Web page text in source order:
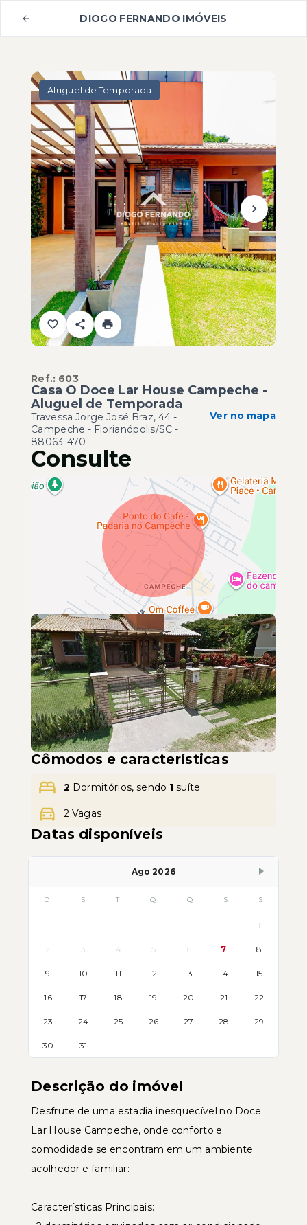
DIOGO FERNANDO IMÓVEIS
Aluguel de Temporada
Ref.: 603
Casa O Doce Lar House Campeche -
Aluguel de Temporada
Travessa Jorge José Braz, 44 -
Campeche - Florianópolis/SC -
88063-470
Ver no mapa
Consulte
Leaflet
Cômodos e características
2 Dormitórios, sendo 1 suíte
2 Vagas
Datas disponíveis
Ago 2026
D S T Q Q S S
1
2 3 4 5 6 7 8
9 10 11 12 13 14 15
16 17 18 19 20 21 22
23 24 25 26 27 28 29
30 31
Descrição do imóvel
Desfrute de uma estadia inesquecível no Doce
Lar House Campeche, onde conforto e
comodidade se encontram em um ambiente
acolhedor e familiar:
Características Principais: